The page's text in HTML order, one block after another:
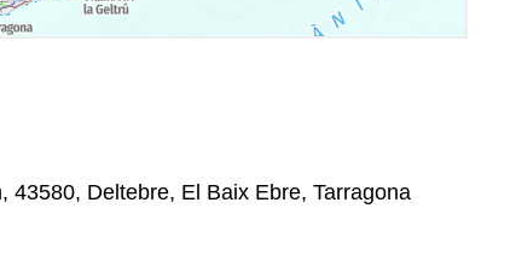
43580, Deltebre, El Baix Ebre, Tarragona